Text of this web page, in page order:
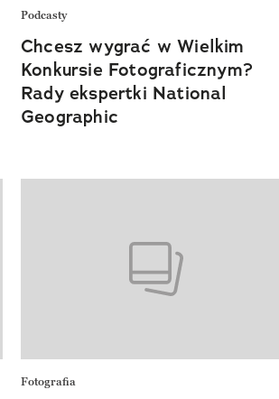
Podcasty
Chcesz wygrać w Wielkim
Konkursie Fotograficznym?
Rady ekspertki National
Geographic
Fotografia